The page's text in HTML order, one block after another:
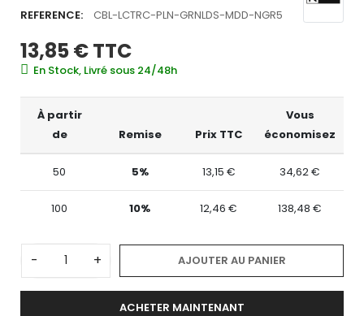
REFERENCE:
CBL-LCTRC-PLN-GRNLDS-MDD-NGR5
13,85 €TTC
En Stock, Livré sous 24/48h
À partir
de
Remise Prix TTC
Vous
économisez
50 5% 13,15 € 34,62 €
100 10% 12,46 € 138,48 €
- + AJOUTER AU PANIER
ACHETER MAINTENANT